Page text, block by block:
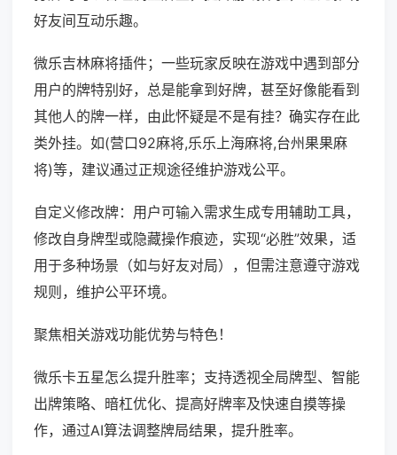
好友间互动乐趣。
微乐吉林麻将插件；一些玩家反映在游戏中遇到部分
用户的牌特别好，总是能拿到好牌，甚至好像能看到
其他人的牌一样，由此怀疑是不是有挂？确实存在此
类外挂。如(营口92麻将,乐乐上海麻将,台州果果麻
将)等，建议通过正规途径维护游戏公平。
自定义修改牌：用户可输入需求生成专用辅助工具，
修改自身牌型或隐藏操作痕迹，实现“必胜”效果，适
用于多种场景（如与好友对局），但需注意遵守游戏
规则，维护公平环境。
聚焦相关游戏功能优势与特色！
微乐卡五星怎么提升胜率；支持透视全局牌型、智能
出牌策略、暗杠优化、提高好牌率及快速自摸等操
作，通过AI算法调整牌局结果，提升胜率。